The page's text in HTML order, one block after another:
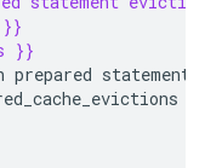
}}
}}
prepared